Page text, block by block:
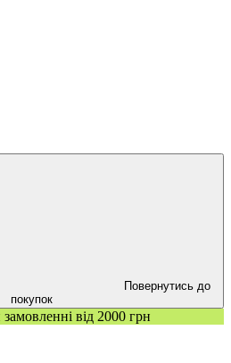
Повернутись до
покупок
від 2000 грн